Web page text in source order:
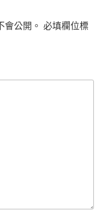
公開。 必填欄位標